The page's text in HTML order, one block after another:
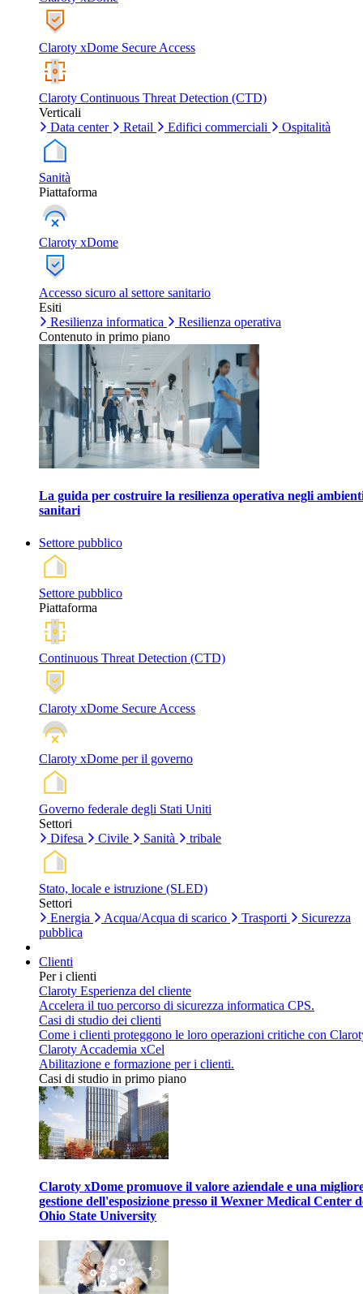
Claroty xDome Secure Access
Claroty Continuous Threat Detection (CTD)
Verticali
Data center
Retail Edifici commerciali Ospitalità
Sanità
Piattaforma
Claroty xDome
Accesso sicuro al settore sanitario
Esiti
Resilienza informatica
Resilienza operativa
Contenuto in primo piano
La guida per costruire la resilienza operativa negli
sanitari
Settore pubblico
Settore pubblico
Piattaforma
Continuous Threat Detection (CTD)
Claroty xDome Secure Access
Claroty xDome per il governo
Governo federale degli Stati Uniti
Settori
Difesa
Civile Sanità tribale
Stato, locale e istruzione (SLED)
Settori
Energia
Acqua/Acqua di scarico Trasporti
Sicurezza
pubblica
Clienti
Per i clienti
Claroty Esperienza del cliente
Accelera il tuo percorso di sicurezza informatica CPS.
Casi di studio dei clienti
Come i clienti proteggono le loro operazioni critiche con
Claroty Accademia xCel
Abilitazione e formazione per i clienti.
Casi di studio in primo piano
Claroty xDome promuove il valore aziendale e una
gestione dell'esposizione presso il Wexner Medical Center
Ohio State University